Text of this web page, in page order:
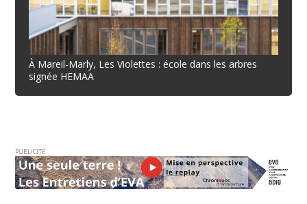
À Mareil-Marly, Les Violettes : école dans les arbres
signée HEMAA
PUBLICITE